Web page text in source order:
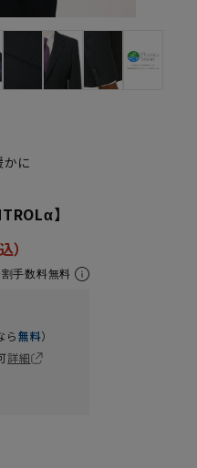
に
】
手数料無料
ら無料）
詳細